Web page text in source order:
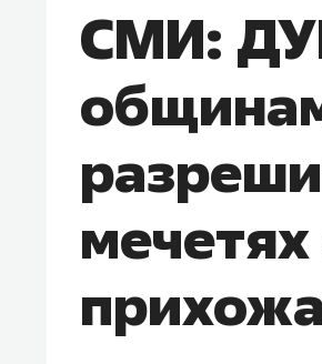
СМИ:
Как
чем